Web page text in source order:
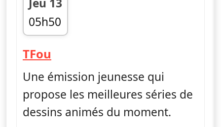
05h50
fin 06h55
TFou
Une émission jeunesse qui
propose les meilleures séries de
dessins animés du moment.